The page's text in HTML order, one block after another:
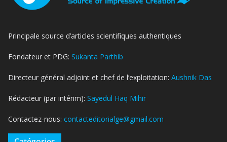
Principale source d’articles scientifiques authentiques
Fondateur et PDG: Sukanta Parthib
Directeur général adjoint et chef de l’exploitation: Aushnik Das
Rédacteur (par intérim): Sayedul Haq Mihir
Contactez-nous: contacteditorialge@gmail.com